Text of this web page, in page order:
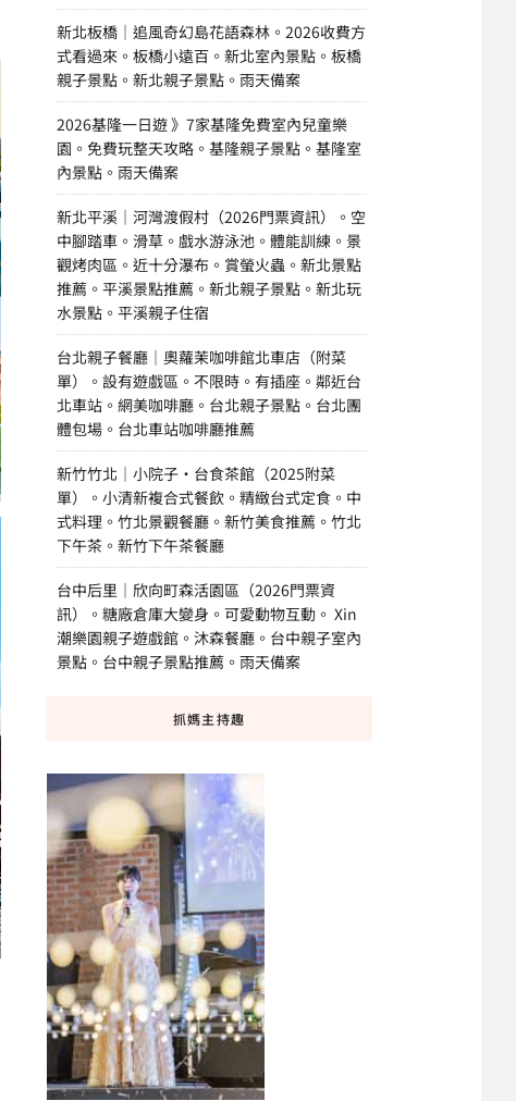
新北板橋｜追風奇幻島花語森林。2026收費方
式看過來。板橋小遠百。新北室內景點。板橋
親子景點。新北親子景點。雨天備案
2026基隆一日遊 》7家基隆免費室內兒童樂
園。免費玩整天攻略。基隆親子景點。基隆室
內景點。雨天備案
新北平溪｜河灣渡假村（2026門票資訊）。空
中腳踏車。滑草。戲水游泳池。體能訓練。景
觀烤肉區。近十分瀑布。賞螢火蟲。新北景點
推薦。平溪景點推薦。新北親子景點。新北玩
水景點。平溪親子住宿
台北親子餐廳｜奧蘿茉咖啡館北車店（附菜
單）。設有遊戲區。不限時。有插座。鄰近台
北車站。網美咖啡廳。台北親子景點。台北團
體包場。台北車站咖啡廳推薦
新竹竹北｜小院子·台食茶館（2025附菜
單）。小清新複合式餐飲。精緻台式定食。中
式料理。竹北景觀餐廳。新竹美食推薦。竹北
下午茶。新竹下午茶餐廳
台中后里｜欣向町森活園區（2026門票資
訊）。糖廠倉庫大變身。可愛動物互動。 Xin
潮樂園親子遊戲館。沐森餐廳。台中親子室內
景點。台中親子景點推薦。雨天備案
抓媽主持趣